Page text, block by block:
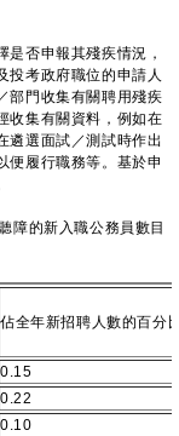
是否申報其殘疾情況，
投考政府職位的申請人
部門收集有關聘用殘疾
收集有關資料，例如在
遴選面試／測試時作出
便履行職務等。基於申
的新入職公務員數目
佔全年新招聘人數的百分
0.15
0.22
0.10